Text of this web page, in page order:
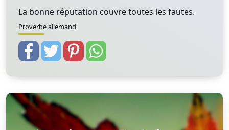
La bonne réputation couvre toutes les fautes.
Proverbe allemand